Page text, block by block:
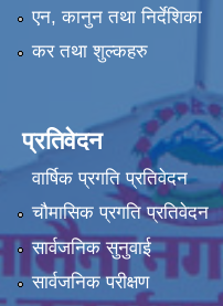
एन, कानुन तथा निर्देशिका
कर तथा शुल्कहरु
प्रतिवेदन
वार्षिक प्रगति प्रतिवेदन
चौमासिक प्रगति प्रतिवेदन
सार्वजनिक सुनुवाई
सार्वजनिक परीक्षण